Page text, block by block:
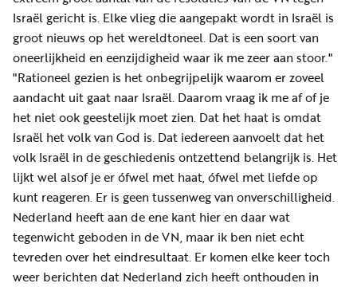
Israël gericht is. Elke vlieg die aangepakt wordt in Israël is
groot nieuws op het wereldtoneel. Dat is een soort van
oneerlijkheid en eenzijdigheid waar ik me zeer aan stoor."
"Rationeel gezien is het onbegrijpelijk waarom er zoveel
aandacht uit gaat naar Israël. Daarom vraag ik me af of je
het niet ook geestelijk moet zien. Dat het haat is omdat
Israël het volk van God is. Dat iedereen aanvoelt dat het
volk Israël in de geschiedenis ontzettend belangrijk is. Het
lijkt wel alsof je er ófwel met haat, ófwel met liefde op
kunt reageren. Er is geen tussenweg van onverschilligheid.
Nederland heeft aan de ene kant hier en daar wat
tegenwicht geboden in de VN, maar ik ben niet echt
tevreden over het eindresultaat. Er komen elke keer toch
weer berichten dat Nederland zich heeft onthouden in